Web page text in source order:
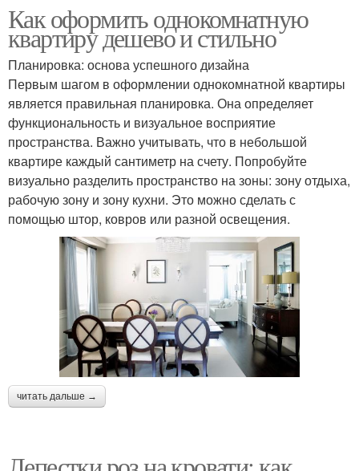
Как оформить однокомнатную
квартиру дешево и стильно
Планировка: основа успешного дизайна
Первым шагом в оформлении однокомнатной квартиры
является правильная планировка. Она определяет
функциональность и визуальное восприятие
пространства. Важно учитывать, что в небольшой
квартире каждый сантиметр на счету. Попробуйте
визуально разделить пространство на зоны: зону отдыха,
рабочую зону и зону кухни. Это можно сделать с
помощью штор, ковров или разной освещения.
читать дальше →